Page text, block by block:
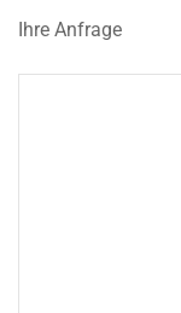
Ihre Anfrage